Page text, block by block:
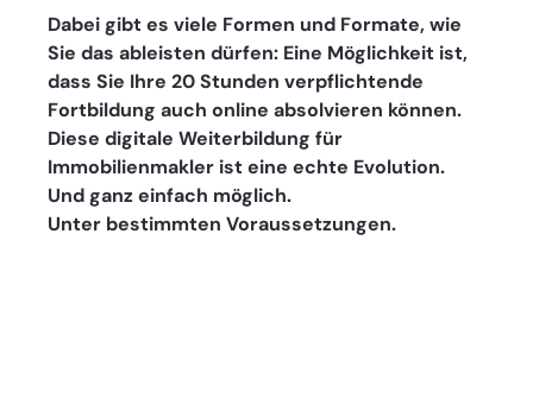
Dabei gibt es viele Formen und Formate, wie
Sie das ableisten dürfen: Eine Möglichkeit ist,
dass Sie Ihre 20 Stunden verpflichtende
Fortbildung auch online absolvieren können.
Diese digitale Weiterbildung für
Immobilienmakler ist eine echte Evolution.
Und ganz einfach möglich.
Unter bestimmten Voraussetzungen.